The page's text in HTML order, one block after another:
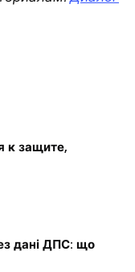
к защите,
дані ДПС: що